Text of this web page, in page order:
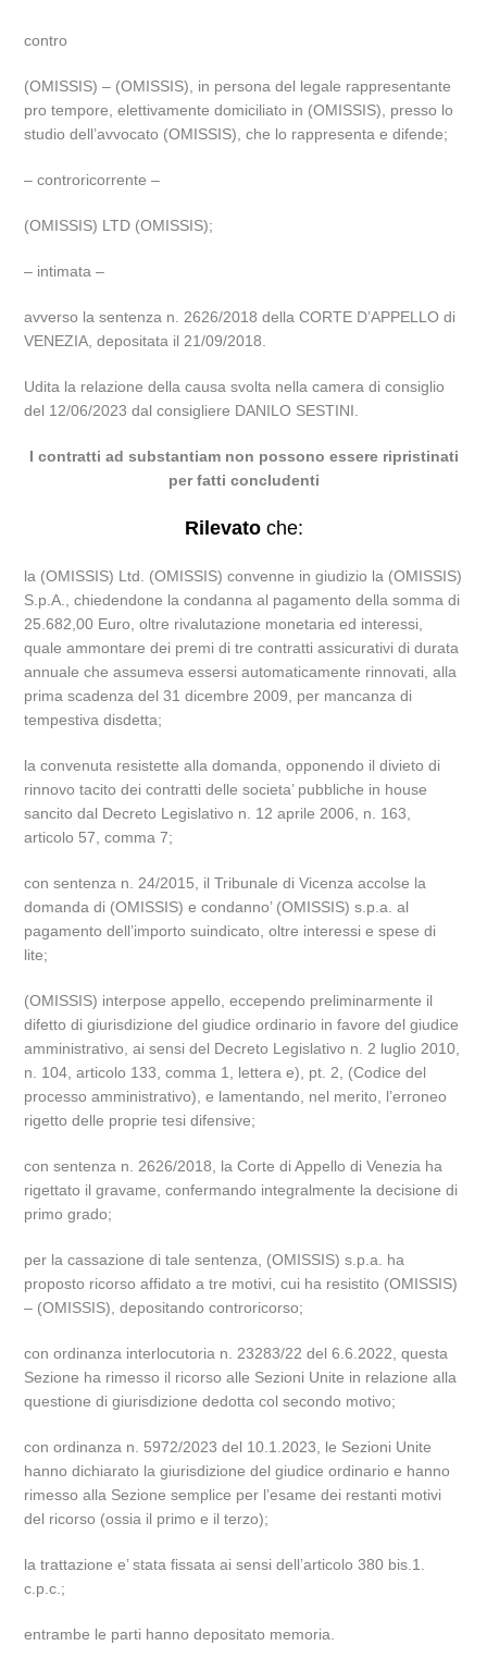
contro
(OMISSIS) – (OMISSIS), in persona del legale rappresentante
pro tempore, elettivamente domiciliato in (OMISSIS), presso lo
studio dell’avvocato (OMISSIS), che lo rappresenta e difende;
– controricorrente –
(OMISSIS) LTD (OMISSIS);
– intimata –
avverso la sentenza n. 2626/2018 della CORTE D’APPELLO di
VENEZIA, depositata il 21/09/2018.
Udita la relazione della causa svolta nella camera di consiglio
del 12/06/2023 dal consigliere DANILO SESTINI.
I contratti ad substantiam non possono essere ripristinati
per fatti concludenti
Rilevatoche:
la (OMISSIS) Ltd. (OMISSIS) convenne in giudizio la (OMISSIS)
S.p.A., chiedendone la condanna al pagamento della somma di
25.682,00 Euro, oltre rivalutazione monetaria ed interessi,
quale ammontare dei premi di tre contratti assicurativi di durata
annuale che assumeva essersi automaticamente rinnovati, alla
prima scadenza del 31 dicembre 2009, per mancanza di
tempestiva disdetta;
la convenuta resistette alla domanda, opponendo il divieto di
rinnovo tacito dei contratti delle societa’ pubbliche in house
sancito dal Decreto Legislativo n. 12 aprile 2006, n. 163,
articolo 57, comma 7;
con sentenza n. 24/2015, il Tribunale di Vicenza accolse la
domanda di (OMISSIS) e condanno’ (OMISSIS) s.p.a. al
pagamento dell’importo suindicato, oltre interessi e spese di
lite;
(OMISSIS) interpose appello, eccependo preliminarmente il
difetto di giurisdizione del giudice ordinario in favore del giudice
amministrativo, ai sensi del Decreto Legislativo n. 2 luglio 2010,
n. 104, articolo 133, comma 1, lettera e), pt. 2, (Codice del
processo amministrativo), e lamentando, nel merito, l’erroneo
rigetto delle proprie tesi difensive;
con sentenza n. 2626/2018, la Corte di Appello di Venezia ha
rigettato il gravame, confermando integralmente la decisione di
primo grado;
per la cassazione di tale sentenza, (OMISSIS) s.p.a. ha
proposto ricorso affidato a tre motivi, cui ha resistito (OMISSIS)
– (OMISSIS), depositando controricorso;
con ordinanza interlocutoria n. 23283/22 del 6.6.2022, questa
Sezione ha rimesso il ricorso alle Sezioni Unite in relazione alla
questione di giurisdizione dedotta col secondo motivo;
con ordinanza n. 5972/2023 del 10.1.2023, le Sezioni Unite
hanno dichiarato la giurisdizione del giudice ordinario e hanno
rimesso alla Sezione semplice per l’esame dei restanti motivi
del ricorso (ossia il primo e il terzo);
la trattazione e’ stata fissata ai sensi dell’articolo 380 bis.1.
c.p.c.;
entrambe le parti hanno depositato memoria.